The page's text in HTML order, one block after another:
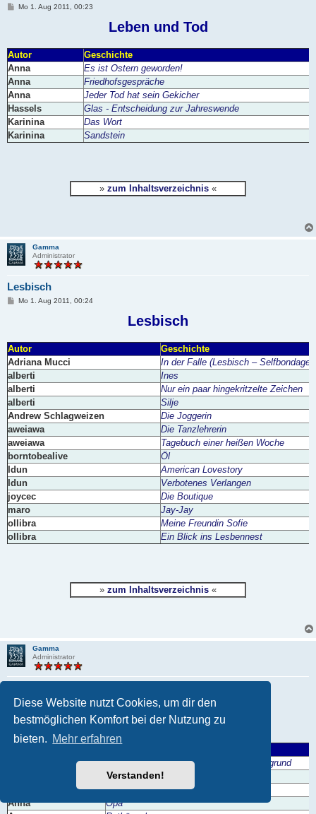
Diese Website nutzt Cookies, um dir den
bestmöglichen Komfort bei der Nutzung zu
bieten. Mehr erfahren
Verstanden!
B
a
g
Mo 1. Aug 2011, 00:23
Leben und Tod
Autor
Geschichte
Anna
Es ist Ostern geworden!
Anna
Friedhofsgespräche
Anna
Jeder Tod hat sein Gekicher
Hassels
Glas - Entscheidung zur Jahreswende
Karinina
Das Wort
Karinina
Sandstein
» zum Inhaltsverzeichnis «
Gamma
Administrator
Lesbisch
B
a
g
Mo 1. Aug 2011, 00:24
Lesbisch
Autor
Geschichte
Adriana Mucci
In der Falle (Lesbisch – Selfbondage)
alberti
Ines
alberti
Nur ein paar hingekritzelte Zeichen
alberti
Silje
Andrew Schlagweizen
Die Joggerin
aweiawa
Die Tanzlehrerin
aweiawa
Tagebuch einer heißen Woche
borntobealive
Öl
Idun
American Lovestory
Idun
Verbotenes Verlangen
joycec
Die Boutique
maro
Jay-Jay
ollibra
Meine Freundin Sofie
ollibra
Ein Blick ins Lesbennest
» zum Inhaltsverzeichnis «
Gamma
Administrator
B
e
i
t
r
a
Mo 1. Aug 2011, 00:24
Liebe
Eine strahlende Rose vor grauem Hintergrund
Die lange Fahrt
Kettenreaktion
Anna
Opa